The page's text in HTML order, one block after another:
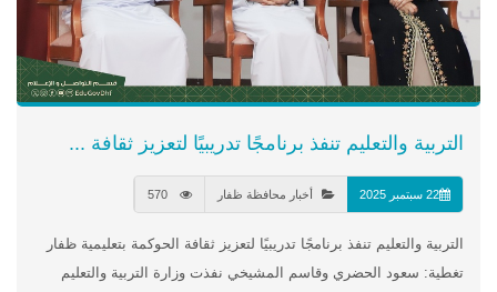
التربية والتعليم تنفذ برنامجًا تدريبيًا لتعزيز ثقافة ...
22 سبتمبر 2025 أخبار محافظة ظفار
التربية والتعليم تنفذ برنامجًا تدريبيًا لتعزيز ثقافة الحوكمة بتعليمية ظفار
تغطية: سعود الحضري وقاسم المشيخي نفذت وزارة التربية والتعليم